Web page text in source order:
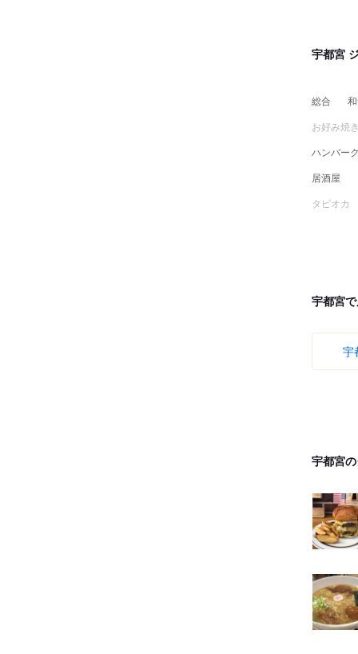
宇都宮
総合
お好み焼
ハンバー
居酒屋
タピオカ
宇都宮
宇
宇都宮